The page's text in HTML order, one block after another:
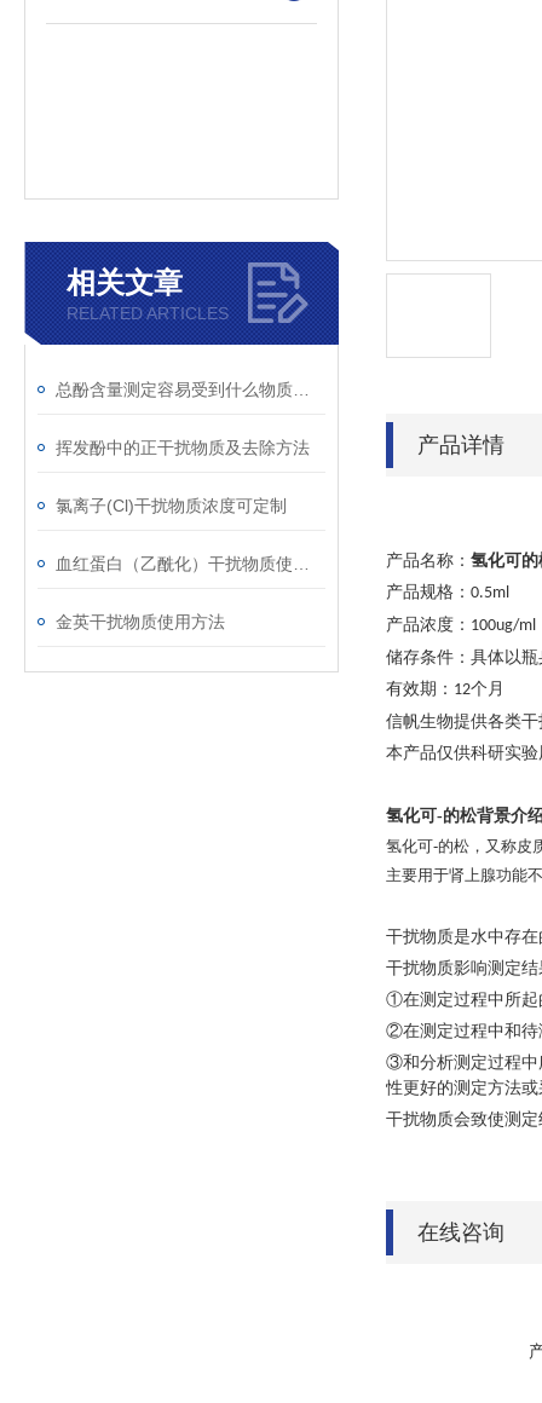
相关文章
RELATED ARTICLES
挥发酚中的正干扰物质及去除方法
氯离子(Cl)干扰物质浓度可定制
金英干扰物质使用方法
产品详情
产品名称： 氢化可
产品规格： 0.5ml
产品浓度： 100ug/ml
储存条件：具体以
有效期： 12个月
信帆生物提供各类
本产品仅供科研实
氢化可-的松背景介
氢化可-的松，又称皮
主要用于肾上腺功能
干扰物质是水中存
干扰物质影响测定
①在测定过程中所起
②在测定过程中和待
③和分析测定过程中
性更好的测定方法
干扰物质会致使测
在线咨询